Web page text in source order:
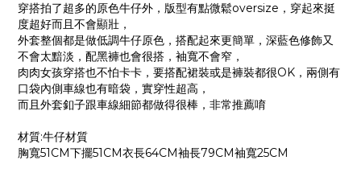
穿搭拍了超多的原色牛仔外，版型有點微鬆oversize，穿起來挺
度超好而且不會顯壯，
外套整個都是做低調牛仔原色，搭配起來更簡單，深藍色修飾又
不會太黯淡，配黑褲也會很搭，袖寬不會窄，
肉肉女孩穿搭也不怕卡卡，要搭配裙裝或是褲裝都很OK，兩側有
口袋內側車線也有暗袋，實穿性超高，
而且外套釦子跟車線細節都做得很棒，非常推薦唷
材質:牛仔材質
胸寬51CM下擺51CM衣長64CM袖長79CM袖寬25CM